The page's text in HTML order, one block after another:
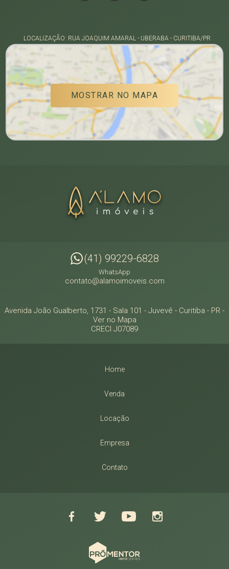
LOCALIZAÇÃO: RUA JOAQUIM AMARAL - UBERABA - CURITIBA/PR
MOSTRAR NO MAPA
(41) 99229-6828
WhatsApp
contato@alamoimoveis.com
Avenida João Gualberto, 1731 - Sala 101 - Juvevê - Curitiba - PR -
Ver no Mapa
CRECI J07089
Home
Venda
Locação
Empresa
Contato